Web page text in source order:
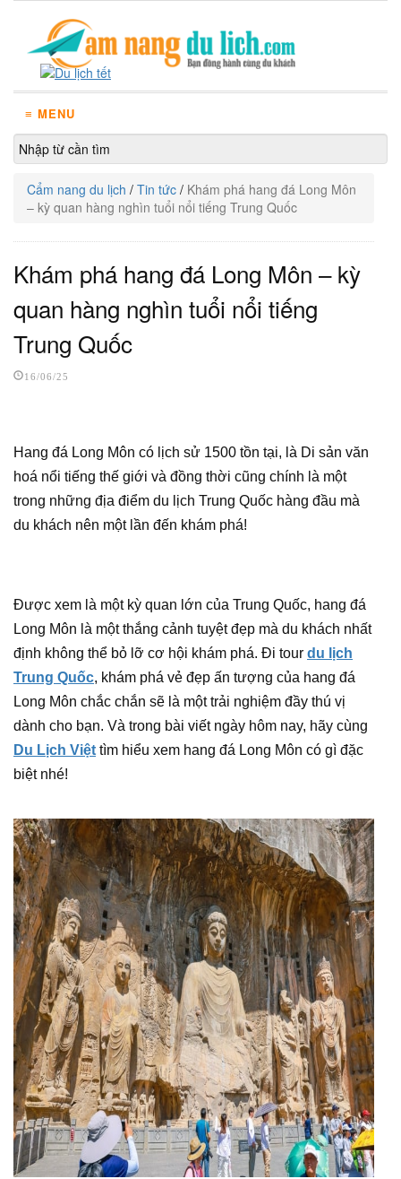
≡ MENU
Cẩm nang du lịch / Tin tức / Khám phá hang đá Long Môn
– kỳ quan hàng nghìn tuổi nổi tiếng Trung Quốc
Khám phá hang đá Long Môn – kỳ
quan hàng nghìn tuổi nổi tiếng
Trung Quốc
16/06/25
Hang đá Long Môn có lịch sử 1500 tồn tại, là Di sản văn
hoá nổi tiếng thế giới và đồng thời cũng chính là một
trong những địa điểm du lịch Trung Quốc hàng đầu mà
du khách nên một lần đến khám phá!
Được xem là một kỳ quan lớn của Trung Quốc, hang đá
Long Môn là một thắng cảnh tuyệt đẹp mà du khách nhất
định không thể bỏ lỡ cơ hội khám phá. Đi tour du lịch
Trung Quốc, khám phá vẻ đẹp ấn tượng của hang đá
Long Môn chắc chắn sẽ là một trải nghiệm đầy thú vị
dành cho bạn. Và trong bài viết ngày hôm nay, hãy cùng
Du Lịch Việt tìm hiểu xem hang đá Long Môn có gì đặc
biệt nhé!